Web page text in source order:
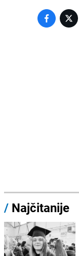
/ Najčitanije